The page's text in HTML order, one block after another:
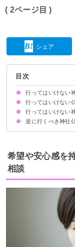
( 2ページ目 )
シェア
目次
行ってはいけない
10位：伏見稲荷
9位：育霊神社（
8位：安井金比羅
7位：神田明神（
6位：太田山神社
5位：橋姫神社（
4位：出雲大社（
3位：恵比寿神社
2位：明治神宮（
1位：山中諏訪神
行ってはいけない
10位：久渡寺（
9位：妙国寺（大
8位：三井寺（滋
7位：全興寺（大
6位：栗尾山満願
5位：化野念仏寺
4位：乙宝寺（新
3位：清水寺（京
2位：六道珍皇寺
1位：成田山新勝
行ってはいけない
①自分との繭気属
②管理が行き届い
③かつて戦場と
④氏神様と敵対関
⑤直感的に怖い
逆に行くべき神社
本当に神様がい
自分と属性の相
直感的に呼ばれ
希望や安心感を
相談